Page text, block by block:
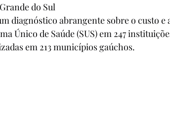
do Sul
diagnóstico abrangente sobre o custo e
Único de Saúde (SUS) em 247
em 213 municípios gaúchos.